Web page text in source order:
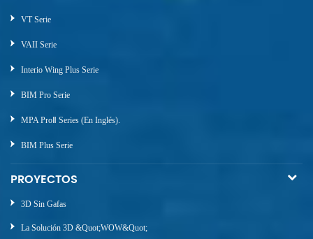
VT Serie
VAII Serie
Interio Wing Plus Serie
BIM Pro Serie
MPA ProⅡ Series (en Inglés).
BIM Plus Serie
PROYECTOS
3D Sin Gafas
La Solución 3D &quot;WOW&quot;